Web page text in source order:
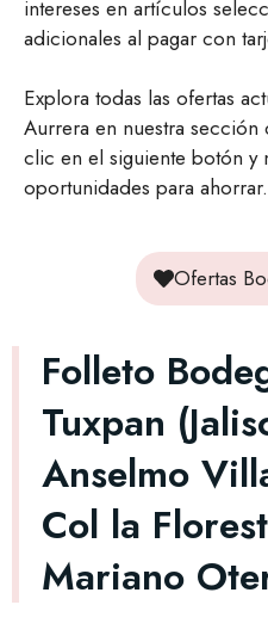
intereses en artículos
adicionales al pagar con
Explora todas las ofertas
Aurrera en nuestra
clic en el siguiente botón y
oportunidades para ahorrar.
Ofertas
Folleto
Tuxpan
Anselmo
Col la
Mariano